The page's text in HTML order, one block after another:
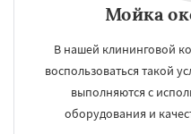
Мойка
В нашей клининговой
воспользоваться такой
выполняются с
оборудования и